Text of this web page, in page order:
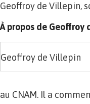
Geoffroy de Villepin,
À propos de Geoffroy
Geoffroy de Villepin
au CNAM. Il a